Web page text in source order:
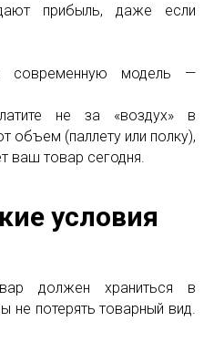
прибыль, даже если
современную модель —
не за «воздух» в
объем (паллету или полку),
ваш товар сегодня.
условия
должен храниться в
не потерять товарный вид.